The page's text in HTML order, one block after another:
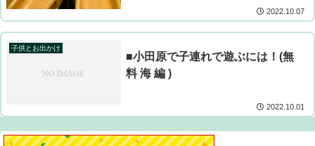
2022.10.07
子供とお出かけ
■小田原で子連れで遊ぶには！(無
料 海 編 )
2022.10.01